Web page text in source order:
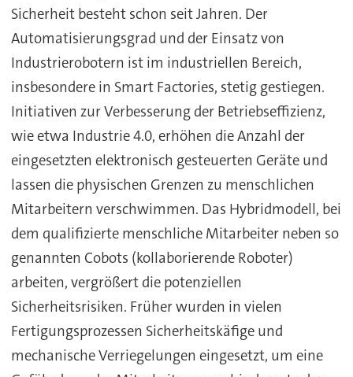
Sicherheit besteht schon seit Jahren. Der
Automatisierungsgrad und der Einsatz von
Industrierobotern ist im industriellen Bereich,
insbesondere in Smart Factories, stetig gestiegen.
Initiativen zur Verbesserung der Betriebseffizienz,
wie etwa Industrie 4.0, erhöhen die Anzahl der
eingesetzten elektronisch gesteuerten Geräte und
lassen die physischen Grenzen zu menschlichen
Mitarbeitern verschwimmen. Das Hybridmodell, bei
dem qualifizierte menschliche Mitarbeiter neben so
genannten Cobots (kollaborierende Roboter)
arbeiten, vergrößert die potenziellen
Sicherheitsrisiken. Früher wurden in vielen
Fertigungsprozessen Sicherheitskäfige und
mechanische Verriegelungen eingesetzt, um eine